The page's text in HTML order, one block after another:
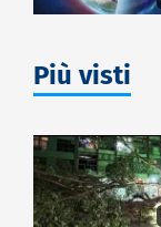
Più visti